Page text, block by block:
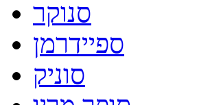
סנוקר
ספיידרמן
סוניק